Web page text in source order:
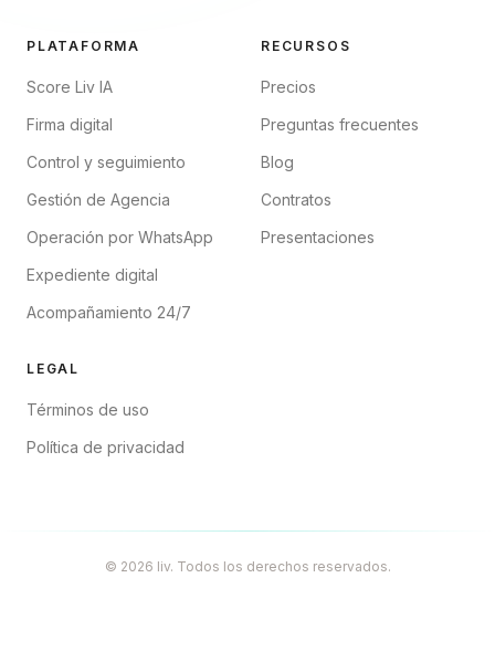
PLATAFORMA
Score Liv IA
Firma digital
Control y seguimiento
Gestión de Agencia
Operación por WhatsApp
Expediente digital
Acompañamiento 24/7
RECURSOS
Precios
Preguntas frecuentes
Blog
Contratos
Presentaciones
LEGAL
Términos de uso
Política de privacidad
© 2026 liv. Todos los derechos reservados.